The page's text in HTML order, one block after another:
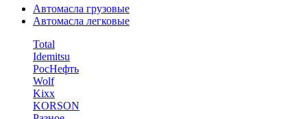
Автомасла грузовые
Автомасла легковые
Total
Idemitsu
РосНефть
Wolf
Kixx
KORSON